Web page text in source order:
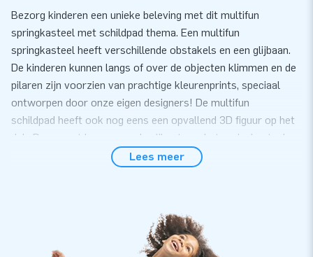
Bezorg kinderen een unieke beleving met dit multifun
springkasteel met schildpad thema. Een multifun
springkasteel heeft verschillende obstakels en een glijbaan.
De kinderen kunnen langs of over de objecten klimmen en de
pilaren zijn voorzien van prachtige kleurenprints, speciaal
ontworpen door onze eigen designers! De multifun
schildpad heeft ook nog eens een opvallend 3D figuur op het
dak. Daarnaast kan er aan de zijkant van het springkasteel
gegleden worden voor extra veel speelplezier! Zowel jonge
Zet de multifun met schildpad thema gemakkelijk binnen 10
Lees meer